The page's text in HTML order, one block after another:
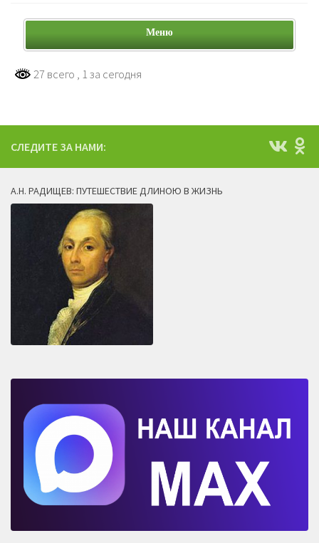
Меню
27 всего , 1 за сегодня
СЛЕДИТЕ ЗА НАМИ:
А.Н. РАДИЩЕВ: ПУТЕШЕСТВИЕ ДЛИНОЮ В ЖИЗНЬ